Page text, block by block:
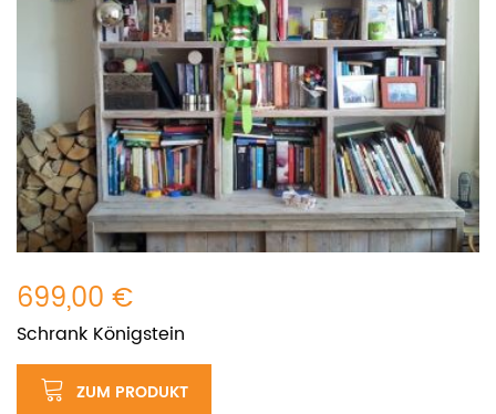
699,00 €
Schrank Königstein
ZUM PRODUKT